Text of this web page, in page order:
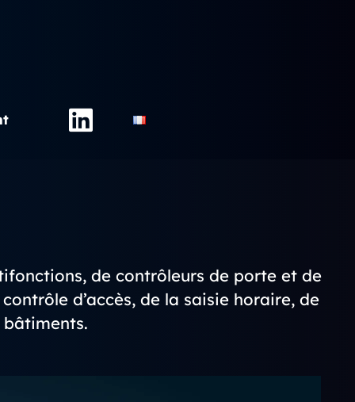
de contrôleurs de porte et de
d’accès, de la saisie horaire, de
bâtiments.